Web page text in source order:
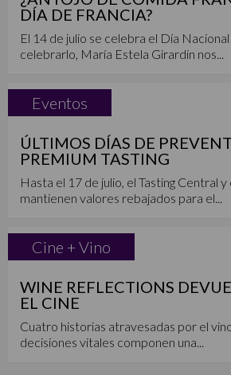
DÍA DE FRANCIA?
El 14 de julio se celebra el Día
celebrarlo, María Estela Girardin nos...
Eventos
ÚLTIMOS DÍAS DE
PREMIUM TASTING
Hasta el 17 de julio, el Tasting Central y
mantienen valores rebajados para el...
Cine + Vino
WINE REFLECTIONS
EL CINE
Cuatro historias atravesadas por el
decisiones vitales componen una...